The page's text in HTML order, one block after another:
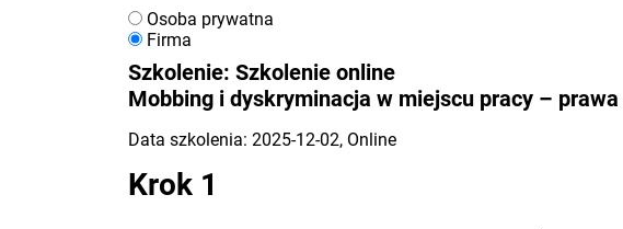
Osoba prywatna
Firma
Szkolenie: Szkolenie online
Mobbing i dyskryminacja w miejscu pracy –
Data szkolenia: 2025-12-02, Online
Krok 1